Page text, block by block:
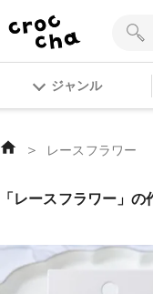
ジャンル
＞ レースフラワー
「レースフラワー」の